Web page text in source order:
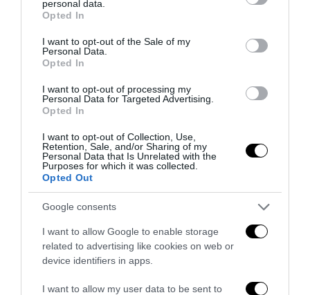
grant or deny consent to Google and its third-party tags to
use your data for below specified purposes in below Google
consent section.
personal data.
Opted In
I want to opt-out of the Sale of my
Personal Data.
Opted In
I want to opt-out of processing my
Personal Data for Targeted Advertising.
Opted In
I want to opt-out of Collection, Use,
Retention, Sale, and/or Sharing of my
Personal Data that Is Unrelated with the
Purposes for which it was collected.
Opted Out
Google consents
I want to allow Google to enable storage
related to advertising like cookies on web or
device identifiers in apps.
I want to allow my user data to be sent to
31 Luglio 2026